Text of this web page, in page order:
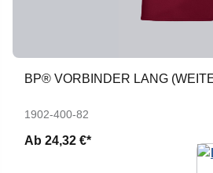
BP® VORBINDER LANG
1902-400-82
Ab 24,32 €*